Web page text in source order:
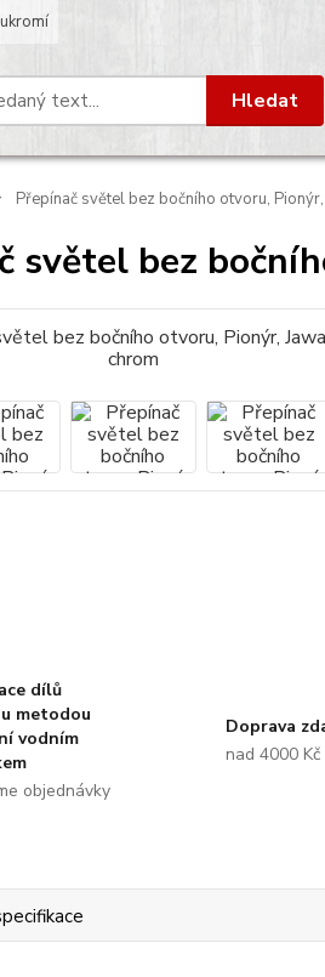
Hledat
Přepínač světel bez bočního otvoru,
světel bez
dílů
metodou
vodním
objednávky
Doprava
nad 4000 Kč